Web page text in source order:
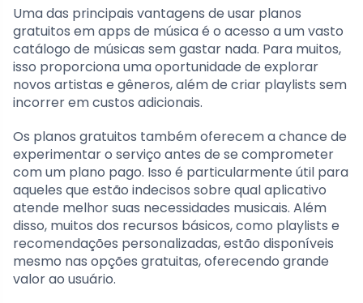
Uma das principais vantagens de usar planos
gratuitos em apps de música é o acesso a um vasto
catálogo de músicas sem gastar nada. Para muitos,
isso proporciona uma oportunidade de explorar
novos artistas e gêneros, além de criar playlists sem
incorrer em custos adicionais.
Os planos gratuitos também oferecem a chance de
experimentar o serviço antes de se comprometer
com um plano pago. Isso é particularmente útil para
aqueles que estão indecisos sobre qual aplicativo
atende melhor suas necessidades musicais. Além
disso, muitos dos recursos básicos, como playlists e
recomendações personalizadas, estão disponíveis
mesmo nas opções gratuitas, oferecendo grande
valor ao usuário.